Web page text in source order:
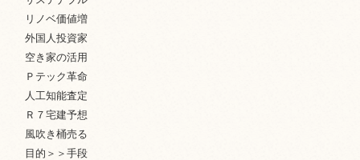
リノベ価値増
外国人投資家
空き家の活用
Ｐテック革命
人工知能査定
Ｒ７宅建予想
風吹き桶売る
目的＞＞手段